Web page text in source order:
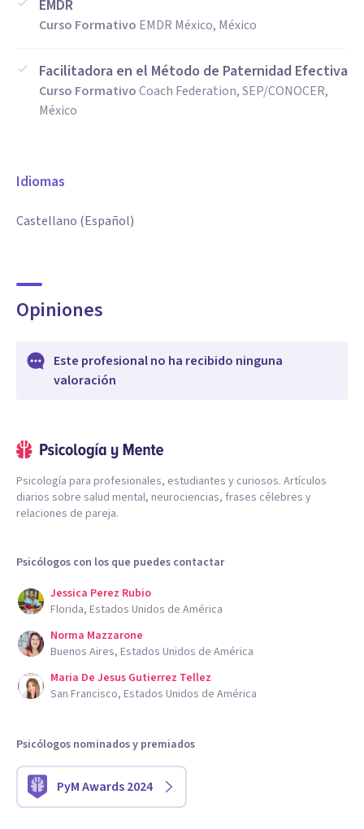
EMDR
Curso Formativo EMDR México, México
Facilitadora en el Método de Paternidad Efectiva
Curso FormativoCoach Federation, SEP/CONOCER,
México
Idiomas
Castellano (Español)
Opiniones
Este profesional no ha recibido ninguna
valoración
Psicología para profesionales, estudiantes y curiosos. Artículos
diarios sobre salud mental, neurociencias, frases célebres y
relaciones de pareja.
Psicólogos con los que puedes contactar
Jessica Perez Rubio
Florida, Estados Unidos de América
Norma Mazzarone
Buenos Aires, Estados Unidos de América
Maria De Jesus Gutierrez Tellez
San Francisco, Estados Unidos de América
Psicólogos nominados y premiados
PyM Awards 2024